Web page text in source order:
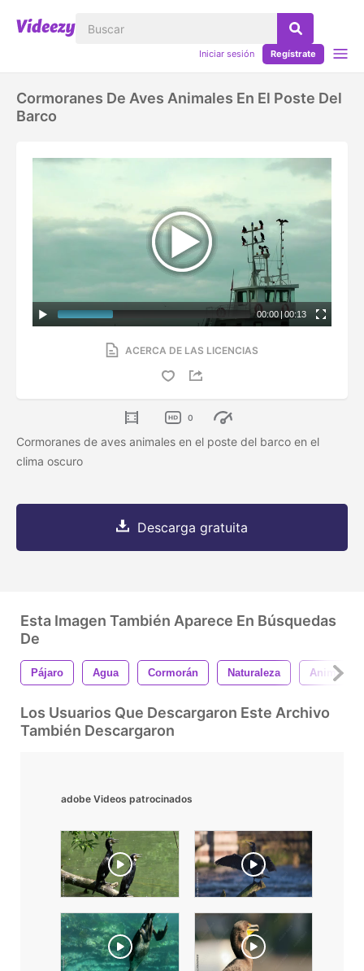
Iniciar sesión Regístrate
Cormoranes De Aves Animales En El Poste Del
Barco
00:00 | 00:13
ACERCA DE LAS LICENCIAS
0
Cormoranes de aves animales en el poste del barco en el
clima oscuro
Descarga gratuita
Esta Imagen También Aparece En Búsquedas
De
Pájaro Agua Cormorán Naturaleza Animal
Los Usuarios Que Descargaron Este Archivo
También Descargaron
adobe Videos patrocinados